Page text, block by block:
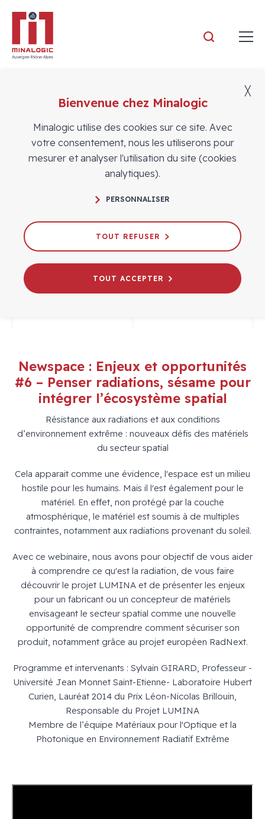
Vidéos
Penser radiations, sésame pour intégrer
l’écosystème spatial
29/04/2021
Newspace : Enjeux et opportunités
#6 – Penser radiations, sésame pour
intégrer l’écosystème spatial
Résistance aux radiations et aux conditions
d’environnement extrême : nouveaux défis des matériels
du secteur spatial
Cela apparait comme une évidence, l'espace est un milieu
hostile pour les humains. Mais il l'est également pour le
matériel. En effet, non protégé par la couche
atmosphérique, le matériel est soumis à de multiples
contraintes, notamment aux radiations provenant du soleil.
Avec ce webinaire, nous avons pour objectif de vous aider
à comprendre ce qu'est la radiation, de vous faire
découvrir le projet LUMINA et de présenter les enjeux
pour un fabricant ou un concepteur de matériels
envisageant le secteur spatial comme une nouvelle
opportunité de comprendre comment sécuriser son
produit, notamment grâce au projet européen RadNext.
Programme et intervenants : Sylvain GIRARD, Professeur -
Université Jean Monnet Saint-Etienne- Laboratoire Hubert
Curien, Lauréat 2014 du Prix Léon-Nicolas Brillouin,
Responsable du Projet LUMINA
Membre de l’équipe Matériaux pour l'Optique et la
Photonique en Environnement Radiatif Extrême
Bienvenue chez Minalogic
Minalogic utilise des cookies sur ce site. Avec
votre consentement, nous les utiliserons pour
mesurer et analyser l'utilisation du site (cookies
analytiques).
PERSONNALISER
TOUT REFUSER
TOUT ACCEPTER
╳